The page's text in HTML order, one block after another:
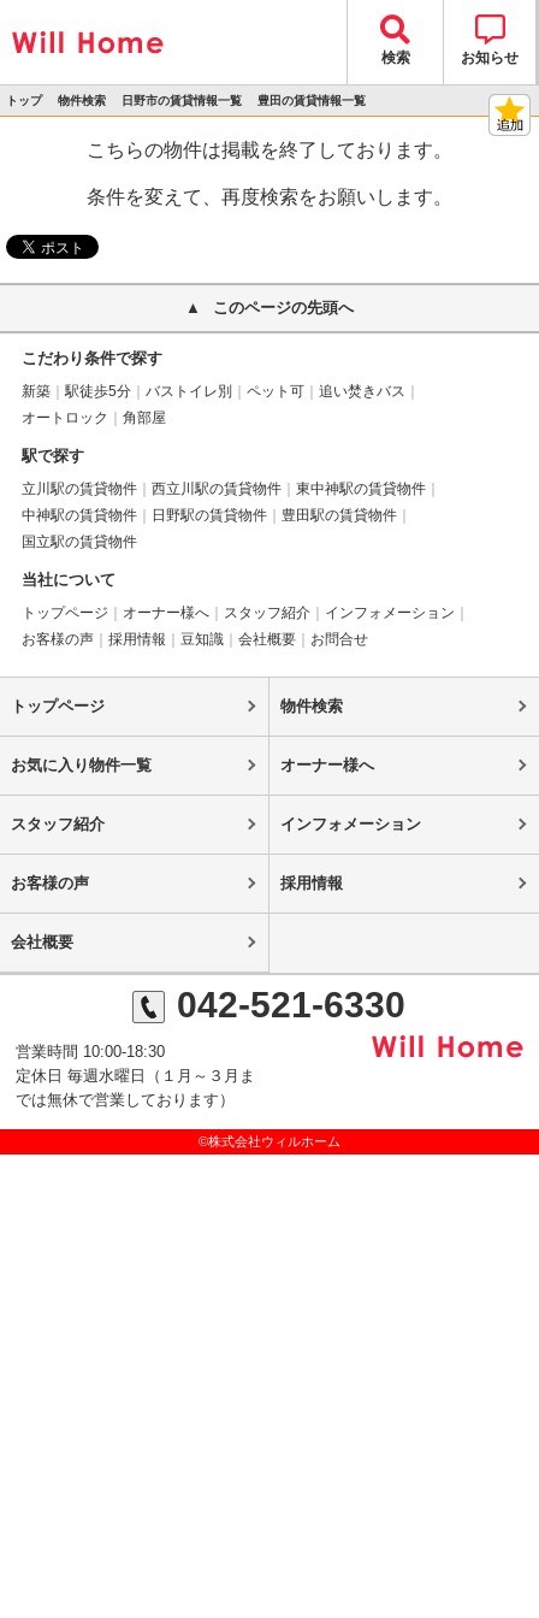
検索 お知らせ
トップ 物件検索 日野市の賃貸情報一覧 豊田の賃貸情報一覧
こちらの物件は掲載を終了しております。
条件を変えて、再度検索をお願いします。
このページの先頭へ
こだわり条件で探す
新築 駅徒歩5分 バストイレ別 ペット可
追い焚きバス
オートロック
角部屋
駅で探す
立川駅の賃貸物件 西立川駅の賃貸物件
東中神駅の賃貸物件
中神駅の賃貸物件
日野駅の賃貸物件
豊田駅の賃貸物件
国立駅の賃貸物件
当社について
トップページ オーナー様へ スタッフ紹介
インフォメーション
お客様の声
採用情報 豆知識 会社概要 お問合せ
トップページ 物件検索
お気に入り物件一覧 オーナー様へ
スタッフ紹介 インフォメーション
お客様の声 採用情報
会社概要
042-521-6330
営業時間 10:00-18:30
定休日 毎週水曜日（１月～３月ま
では無休で営業しております）
©株式会社ウィルホーム